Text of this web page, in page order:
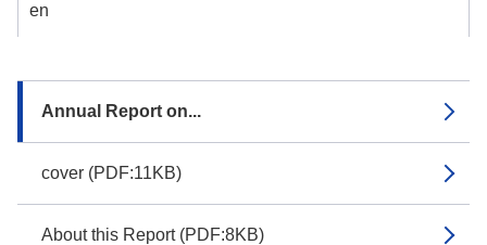
Annual Report on...
cover (PDF:11KB)
About this Report (PDF:8KB)
en